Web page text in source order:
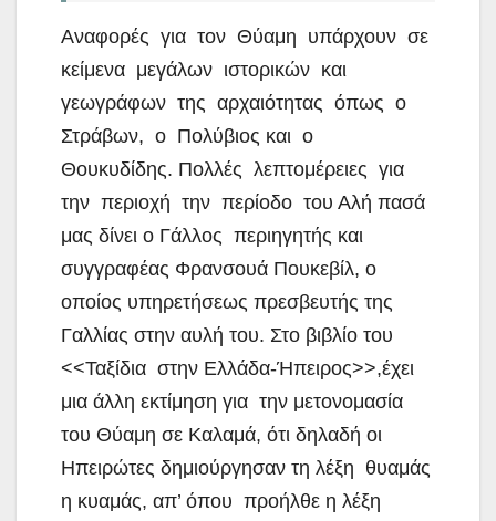
Αναφορές για τον Θύαμη υπάρχουν σε
κείμενα μεγάλων ιστορικών και
γεωγράφων της αρχαιότητας όπως ο
Στράβων, ο Πολύβιος και ο
Θουκυδίδης. Πολλές λεπτομέρειες για
την περιοχή την περίοδο του Αλή πασά
μας δίνει ο Γάλλος περιηγητής και
συγγραφέας Φρανσουά Πουκεβίλ, ο
οποίος υπηρετήσεως πρεσβευτής της
Γαλλίας στην αυλή του. Στο βιβλίο του
<<Ταξίδια στην Ελλάδα-Ήπειρος>>,έχει
μια άλλη εκτίμηση για την μετονομασία
του Θύαμη σε Καλαμά, ότι δηλαδή οι
Ηπειρώτες δημιούργησαν τη λέξη θυαμάς
η κυαμάς, απ’ όπου προήλθε η λέξη